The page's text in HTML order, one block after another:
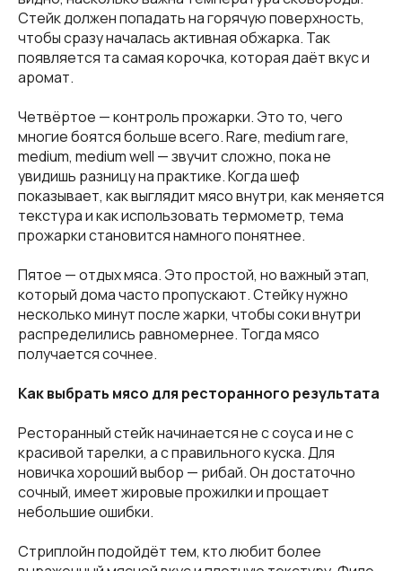
Стейк должен попадать на горячую поверхность,
чтобы сразу началась активная обжарка. Так
появляется та самая корочка, которая даёт вкус и
аромат.
Четвёртое — контроль прожарки. Это то, чего
многие боятся больше всего. Rare, medium rare,
medium, medium well — звучит сложно, пока не
увидишь разницу на практике. Когда шеф
показывает, как выглядит мясо внутри, как меняется
текстура и как использовать термометр, тема
прожарки становится намного понятнее.
Пятое — отдых мяса. Это простой, но важный этап,
который дома часто пропускают. Стейку нужно
несколько минут после жарки, чтобы соки внутри
распределились равномернее. Тогда мясо
получается сочнее.
Как выбрать мясо для ресторанного результата
Ресторанный стейк начинается не с соуса и не с
красивой тарелки, а с правильного куска. Для
новичка хороший выбор — рибай. Он достаточно
сочный, имеет жировые прожилки и прощает
небольшие ошибки.
Стриплойн подойдёт тем, кто любит более